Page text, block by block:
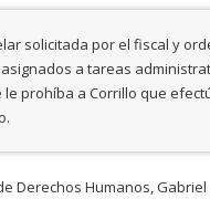
solicitada por el fiscal y
a tareas
prohíba a Corrillo que
Derechos Humanos,